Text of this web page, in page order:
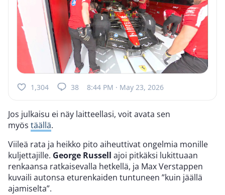
1,304 38 8:44 PM · May 23, 2026
Jos julkaisu ei näy laitteellasi, voit avata sen
myös täällä.
Viileä rata ja heikko pito aiheuttivat ongelmia monille
kuljettajille. George Russell ajoi pitkäksi lukittuaan
renkaansa ratkaisevalla hetkellä, ja Max Verstappen
kuvaili autonsa eturenkaiden tuntuneen ”kuin jäällä
ajamiselta”.